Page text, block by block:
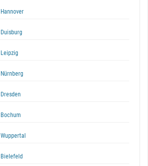
Hannover
Duisburg
Leipzig
Nürnberg
Dresden
Bochum
Wuppertal
Bielefeld